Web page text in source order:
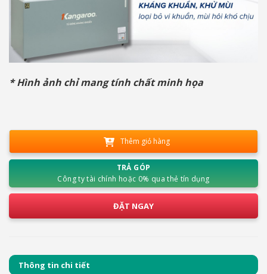
* Hình ảnh chỉ mang tính chất minh họa
Thêm giỏ hàng
TRẢ GÓP
Công ty tài chính hoặc 0% qua thẻ tín dụng
ĐẶT NGAY
Thông tin chi tiết